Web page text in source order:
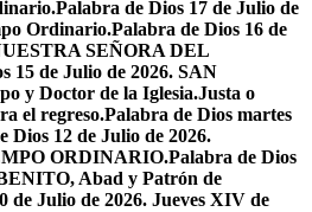
Palabra de Dios 17 de Julio de
Ordinario.Palabra de Dios 16 de
SEÑORA DEL
15 de Julio de 2026. SAN
y Doctor de la Iglesia.Justa o
el regreso.Palabra de Dios martes
Dios 12 de Julio de 2026.
ORDINARIO.Palabra de Dios
Abad y Patrón de
de Julio de 2026. Jueves XIV de